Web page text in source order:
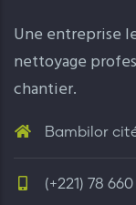
Une entreprise
nettoyage
chantier.
Bambilor
(+221) 78